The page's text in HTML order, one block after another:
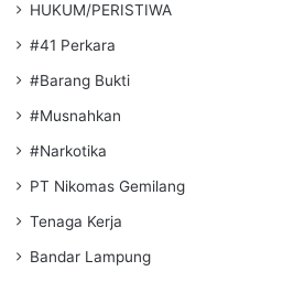
HUKUM/PERISTIWA
#41 Perkara
#Barang Bukti
#Musnahkan
#Narkotika
PT Nikomas Gemilang
Tenaga Kerja
Bandar Lampung